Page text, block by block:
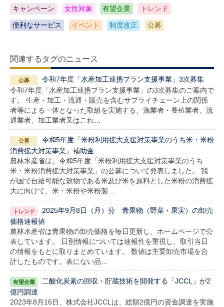
キャンペーン 女性対象 有望企業 トレンド
便利なサービス イベント 制度改正 公募
関連するタグのニュース
令和7年度「水産加工連携プラン支援事業」3次募集
令和7年度「水産加工連携プラン支援事業」の3次募集のご案内で
す。 生産・加工・流通・販売を含むサプライチェーン上の関係
者等による一体となった取組を実施する、漁業者・養殖業者、流
通業者、加工業者又はこれ…
令和5年度「米粉利用拡大支援対策事業のうち米・米粉
消費拡大対策事業」補助金
農林水産省は、令和5年度「米粉利用拡大支援対策事業のうち
米・米粉消費拡大対策事業」の公募について発表しました。 我
が国で自給可能な穀物である米及び米を原料とした米粉の消費拡
大に向けて、米・米粉や米粉製…
2025年9月8日（月）分 青果物（野菜・果実）の卸売
価格速報値
農林水産省は青果物の卸売価格を毎日更新し、ホームページで公
表しています。 日別情報については速報性を重視し、取引当日
の情報をもとに取りまとめています。 数値は主要卸売市場を合
計したものです。表にない品…
二酸化炭素の回収・貯蔵技術を開発する「JCCL」が2
億円調達
2023年8月16日、株式会社JCCLは、総額2億円の資金調達を実施